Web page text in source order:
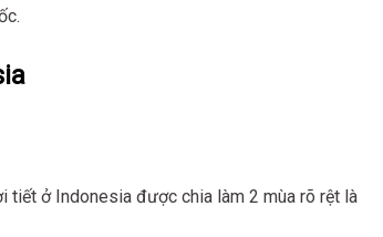
tiết ở Indonesia được chia làm 2 mùa rõ rệt là